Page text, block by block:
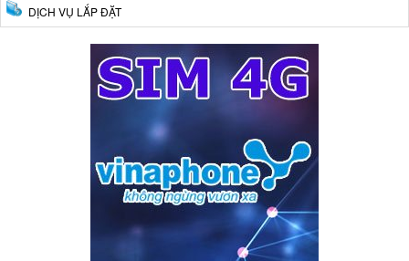
DỊCH VỤ LẮP ĐẶT